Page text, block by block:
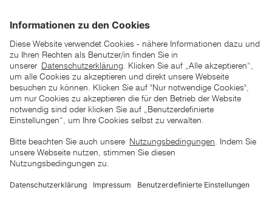
*der "statt"-Preis ist der niedrigste von uns in den letzten 30
Tagen vor Beginn dieser Aktion verlangte Preis
unter den UVP Preisen auf dieser Website sind die
zu verstehen